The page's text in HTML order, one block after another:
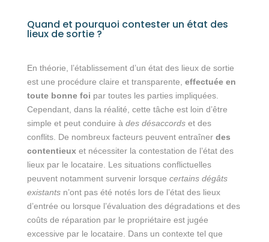
Quand et pourquoi contester un état des
lieux de sortie ?
En théorie, l’établissement d’un état des lieux de sortie
est une procédure claire et transparente, effectuée en
toute bonne foi par toutes les parties impliquées.
Cependant, dans la réalité, cette tâche est loin d’être
simple et peut conduire à des désaccordset des
conflits. De nombreux facteurs peuvent entraîner des
contentieux et nécessiter la contestation de l’état des
lieux par le locataire. Les situations conflictuelles
peuvent notamment survenir lorsque certains dégâts
existants n’ont pas été notés lors de l’état des lieux
d’entrée ou lorsque l’évaluation des dégradations et des
coûts de réparation par le propriétaire est jugée
excessive par le locataire. Dans un contexte tel que